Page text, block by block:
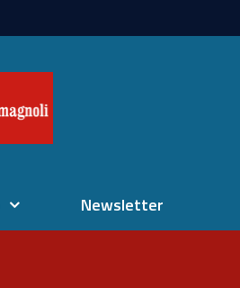
Newsletter